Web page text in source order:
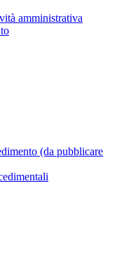
amministrativa
(da pubblicare